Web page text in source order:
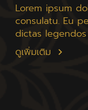
Lorem ipsum
consulatu. Eu
dictas
ดูเพิ่มเติม